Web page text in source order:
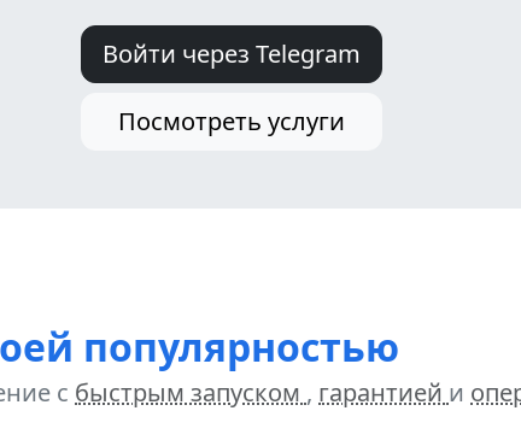
Войти через Telegram
Посмотреть услуги
популярностью
с быстрым запуском , гарантией и